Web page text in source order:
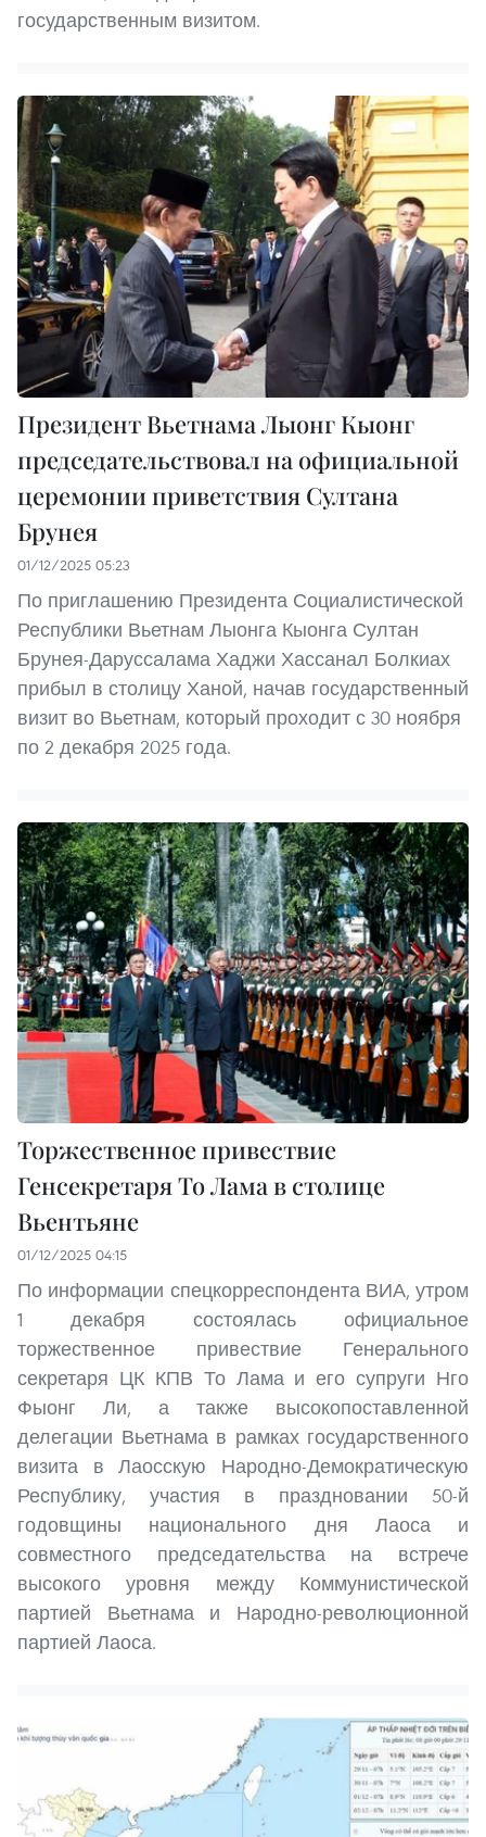
государственным визитом.
Президент Вьетнама Лыонг Кыонг
председательствовал на официальной
церемонии приветствия Султана
Брунея
01/12/2025 05:23
По приглашению Президента Социалистической
Республики Вьетнам Лыонга Кыонга Султан
Брунея-Даруссалама Хаджи Хассанал Болкиах
прибыл в столицу Ханой, начав государственный
визит во Вьетнам, который проходит с 30 ноября
по 2 декабря 2025 года.
Торжественное привествие
Генсекретаря То Лама в столице
Вьентьяне
01/12/2025 04:15
По информации спецкорреспондента ВИА, утром
1 декабря состоялась официальное
торжественное привествие Генерального
секретаря ЦК КПВ То Лама и его супруги Нго
Фыонг Ли, а также высокопоставленной
делегации Вьетнама в рамках государственного
визита в Лаосскую Народно-Демократическую
Республику, участия в праздновании 50-й
годовщины национального дня Лаоса и
совместного председательства на встрече
высокого уровня между Коммунистической
партией Вьетнама и Народно-революционной
партией Лаоса.